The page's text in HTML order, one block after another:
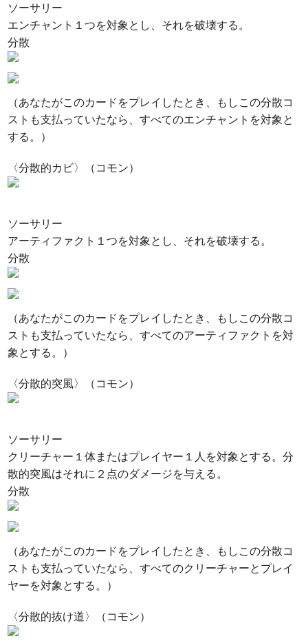
ソーサリー
エンチャント１つを対象とし、それを破壊する。
分散
（あなたがこのカードをプレイしたとき、もしこの分散コ
ストも支払っていたなら、すべてのエンチャントを対象と
する。）
〈分散的カビ〉（コモン）
ソーサリー
アーティファクト１つを対象とし、それを破壊する。
分散
（あなたがこのカードをプレイしたとき、もしこの分散コ
ストも支払っていたなら、すべてのアーティファクトを対
象とする。）
〈分散的突風〉（コモン）
ソーサリー
クリーチャー１体またはプレイヤー１人を対象とする。分
散的突風はそれに２点のダメージを与える。
分散
（あなたがこのカードをプレイしたとき、もしこの分散コ
ストも支払っていたなら、すべてのクリーチャーとプレイ
ヤーを対象とする。）
〈分散的抜け道〉（コモン）